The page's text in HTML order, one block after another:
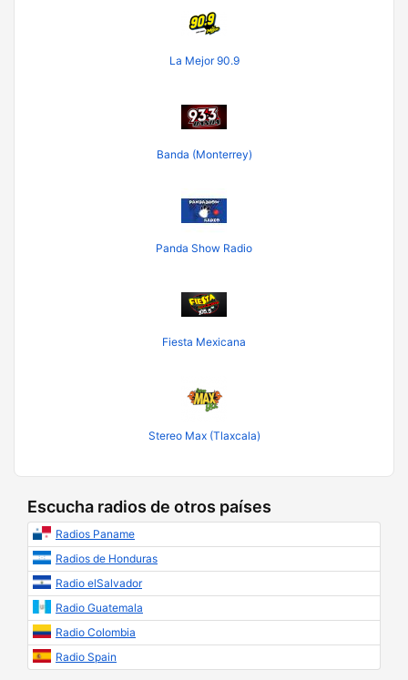
La Mejor 90.9
Banda (Monterrey)
Panda Show Radio
Fiesta Mexicana
Stereo Max (Tlaxcala)
Escucha radios de otros países
Radios Paname
Radios de Honduras
Radio elSalvador
Radio Guatemala
Radio Colombia
Radio Spain